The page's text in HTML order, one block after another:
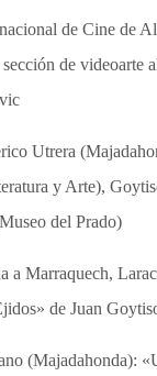
de Cine de
de videoarte
Utrera
y Arte),
del Prado)
a Marraquech,
de Juan
(Majadahonda):